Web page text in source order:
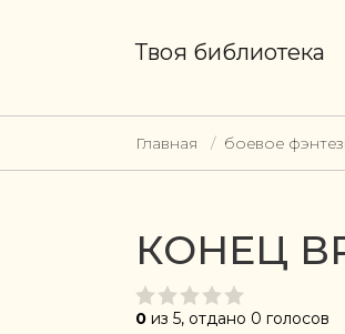
Твоя библиотека
Главная боевое
КОНЕЦ
0 из 5, отдано 0 голосов